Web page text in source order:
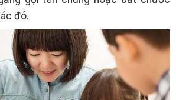
đó.